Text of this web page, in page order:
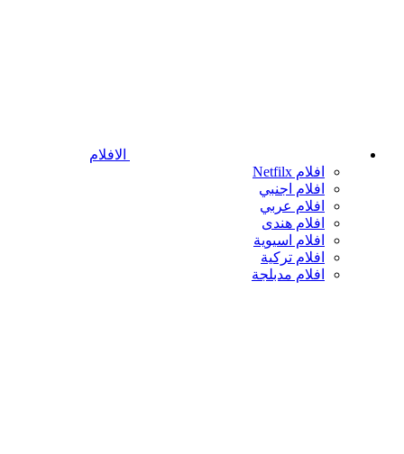
الافلام
افلام Netfilx
افلام اجنبي
افلام عربي
افلام هندى
افلام اسيوية
افلام تركية
افلام مدبلجة